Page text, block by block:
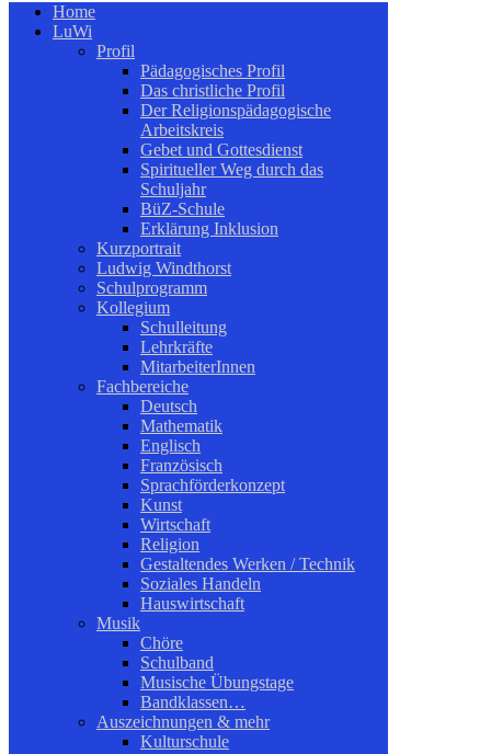
Home
LuWi
Profil
Pädagogisches Profil
Das christliche Profil
Der Religionspädagogische
Arbeitskreis
Gebet und Gottesdienst
Spiritueller Weg durch das
Schuljahr
BüZ-Schule
Erklärung Inklusion
Kurzportrait
Ludwig Windthorst
Schulprogramm
Kollegium
Schulleitung
Lehrkräfte
MitarbeiterInnen
Fachbereiche
Deutsch
Mathematik
Englisch
Französisch
Sprachförderkonzept
Kunst
Wirtschaft
Religion
Gestaltendes Werken / Technik
Soziales Handeln
Hauswirtschaft
Musik
Chöre
Schulband
Musische Übungstage
Bandklassen…
Auszeichnungen & mehr
Kulturschule